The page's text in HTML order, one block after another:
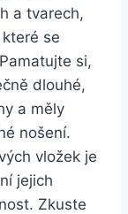
a tvarech,⁣
⁤se
⁣si,
dlouhé,
a měly
nošení.
vložek je
jejich
⁤Zkuste